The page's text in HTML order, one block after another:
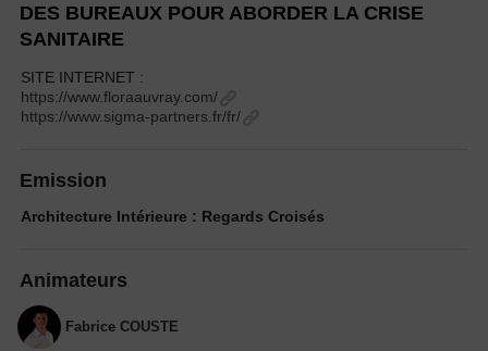
DES BUREAUX POUR ABORDER LA CRISE
SANITAIRE
SITE INTERNET :
https://www.floraauvray.com/
https://www.sigma-partners.fr/fr/
Emission
Architecture Intérieure : Regards Croisés
Animateurs
Fabrice COUSTE